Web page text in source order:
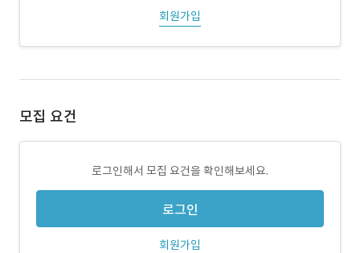
회원가입
모집 요건
로그인해서 모집 요건을 확인해보세요.
로그인
회원가입